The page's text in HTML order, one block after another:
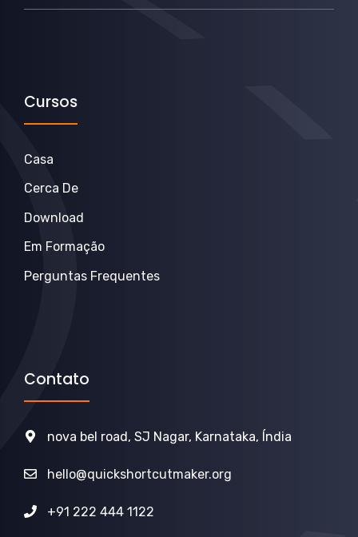
Cursos
Casa
Cerca De
Download
Em Formação
Perguntas Frequentes
Contato
nova bel road, SJ Nagar, Karnataka, Índia
hello@quickshortcutmaker.org
+91 222 444 1122